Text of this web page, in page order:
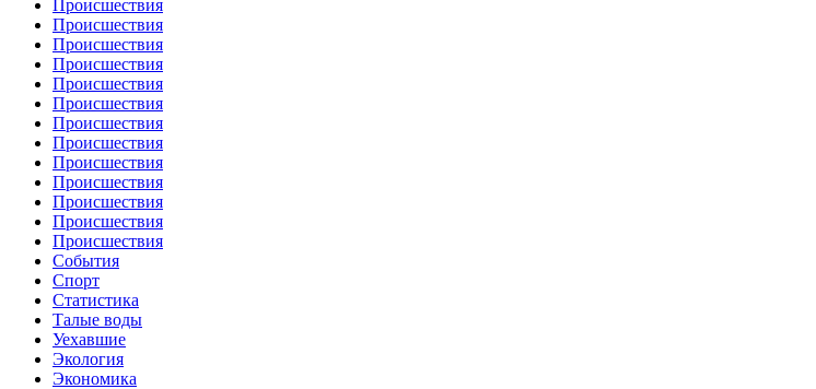
Происшествия
Происшествия
Происшествия
Происшествия
Происшествия
Происшествия
Происшествия
Происшествия
Происшествия
Происшествия
Происшествия
Происшествия
Происшествия
События
Спорт
Статистика
Талые воды
Уехавшие
Экология
Экономика